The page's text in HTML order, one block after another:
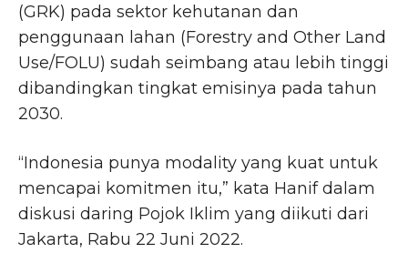
(GRK) pada sektor kehutanan dan
penggunaan lahan (Forestry and Other Land
Use/FOLU) sudah seimbang atau lebih tinggi
dibandingkan tingkat emisinya pada tahun
2030.
“Indonesia punya modality yang kuat untuk
mencapai komitmen itu,” kata Hanif dalam
diskusi daring Pojok Iklim yang diikuti dari
Jakarta, Rabu 22 Juni 2022.